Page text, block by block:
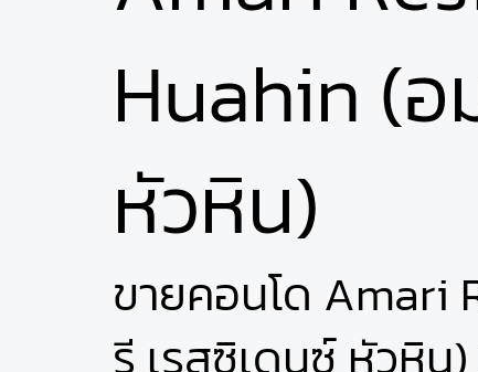
Huahin (อ
หัวหิน)
ขายคอนโด Amari